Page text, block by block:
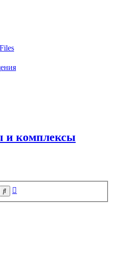
и комплексы
Поиск